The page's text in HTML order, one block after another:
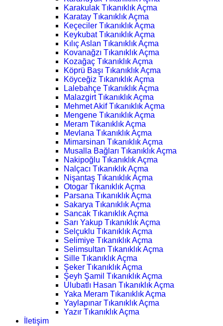
Karakulak Tıkanıklık Açma
Karatay Tıkanıklık Açma
Keçeciler Tıkanıklık Açma
Keykubat Tıkanıklık Açma
Kılıç Aslan Tıkanıklık Açma
Kovanağzı Tıkanıklık Açma
Kozağaç Tıkanıklık Açma
Köprü Başı Tıkanıklık Açma
Köyceğiz Tıkanıklık Açma
Lalebahçe Tıkanıklık Açma
Malazgirt Tıkanıklık Açma
Mehmet Akif Tıkanıklık Açma
Mengene Tıkanıklık Açma
Meram Tıkanıklık Açma
Mevlana Tıkanıklık Açma
Mimarsinan Tıkanıklık Açma
Musalla Bağları Tıkanıklık Açma
Nakipoğlu Tıkanıklık Açma
Nalçacı Tıkanıklık Açma
Nişantaş Tıkanıklık Açma
Otogar Tıkanıklık Açma
Parsana Tıkanıklık Açma
Sakarya Tıkanıklık Açma
Sancak Tıkanıklık Açma
Sarı Yakup Tıkanıklık Açma
Selçuklu Tıkanıklık Açma
Selimiye Tıkanıklık Açma
Selimsultan Tıkanıklık Açma
Sille Tıkanıklık Açma
Şeker Tıkanıklık Açma
Şeyh Şamil Tıkanıklık Açma
Ulubatlı Hasan Tıkanıklık Açma
Yaka Meram Tıkanıklık Açma
Yaylapınar Tıkanıklık Açma
Yazır Tıkanıklık Açma
İletişim